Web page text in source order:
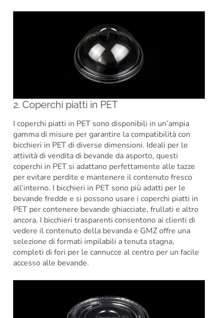
2. Coperchi piatti in PET
I coperchi piatti in PET sono disponibili in un’ampia
gamma di misure per garantire la compatibilità con
bicchieri in PET di diverse dimensioni. Ideali per le
attività di vendita di bevande da asporto, questi
coperchi in PET si adattano perfettamente alle tazze
per evitare perdite e mantenere il contenuto fresco
all’interno. I bicchieri in PET sono più adatti per le
bevande fredde e si possono usare i coperchi piatti in
PET per contenere bevande ghiacciate, frullati e altro
ancora. I bicchieri trasparenti consentono ai clienti di
vedere il contenuto della bevanda e GMZ offre una
selezione di formati impilabili a tenuta stagna,
completi di fori per le cannucce al centro per un facile
accesso alle bevande.